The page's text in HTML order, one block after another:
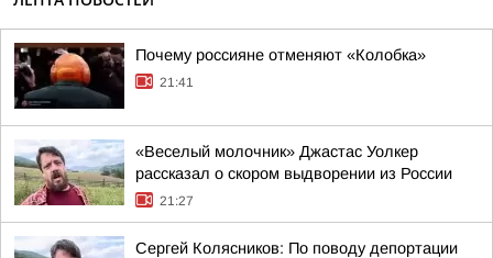
Почему россияне отменяют «Колобка»
21:41
«Веселый молочник» Джастас Уолкер
рассказал о скором выдворении из России
21:27
Сергей Колясников: По поводу депортации